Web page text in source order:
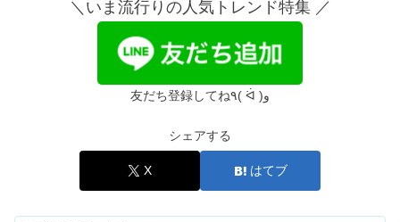
バブアーは後悔する？似合わない？流
行りすぎ&電車で迷惑の真相
アーバンリサーチの年齢層！やばい評
判は本当？40代メンズでもOK？
＼いま流行りの人気トレンド特集 ／
友だち登録してね٩( ᐛ )و
シェアする
X はてブ